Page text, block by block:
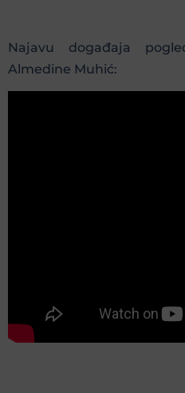
Najavu događaja
Almedine Muhić: